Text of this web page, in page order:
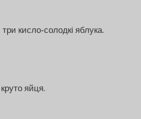
кисло-солодкі яблука.
яйця.